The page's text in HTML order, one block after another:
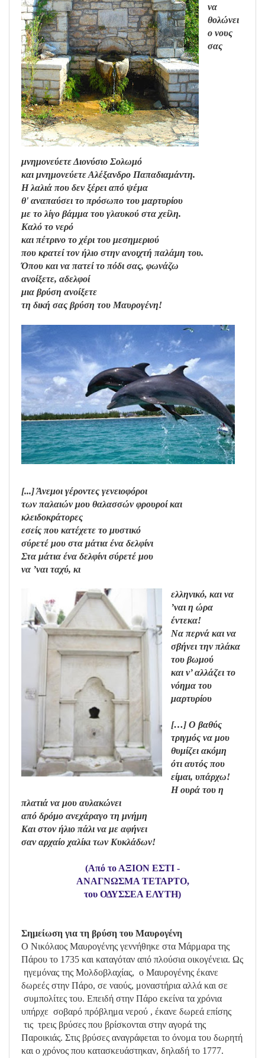
να
θολώνει
ο νους
σας
μνημονεύετε Διονύσιο Σολωμό
και μνημονεύετε Αλέξανδρο Παπαδιαμάντη.
Η λαλιά που δεν ξέρει από ψέμα
θ' αναπαύσει το πρόσωπο του μαρτυρίου
με το λίγο βάμμα του γλαυκού στα χείλη.
Καλό το νερό
και πέτρινο το χέρι του μεσημεριού
που κρατεί τον ήλιο στην ανοιχτή παλάμη του.
Όπου και να πατεί το πόδι σας, φωνάζω
ανοίξετε, αδελφοί
μια βρύση ανοίξετε
τη δική σας βρύση του Μαυρογένη!
[...] Άνεμοι γέροντες γενειοφόροι
των παλαιών μου θαλασσών φρουροί και
κλειδοκράτορες
εσείς που κατέχετε το μυστικό
σύρετέ μου στα μάτια ένα δελφίνι
Στα μάτια ένα δελφίνι σύρετέ μου
να ’ναι ταχύ, κι
ελληνικό, και να
’ναι η ώρα
έντεκα!
Να περνά και να
σβήνει την πλάκα
του βωμού
και ν’ αλλάζει το
νόημα του
μαρτυρίου
[…] Ο βαθύς
τριγμός να μου
θυμίζει ακόμη
ότι αυτός που
είμαι, υπάρχω!
Η ουρά του η
πλατιά να μου αυλακώνει
από δρόμο ανεχάραγο τη μνήμη
Και στον ήλιο πάλι να με αφήνει
σαν αρχαίο χαλίκι των Κυκλάδων!
(Από το ΑΞΙΟΝ ΕΣΤΙ -
ΑΝΑΓΝΩΣΜΑ ΤΕΤΑΡΤΟ,
του ΟΔΥΣΣΕΑ ΕΛΥΤΗ)
Σημείωση για τη βρύση του Μαυρογένη
Ο Νικόλαος Μαυρογένης γεννήθηκε στα Μάρμαρα της
Πάρου το 1735 και καταγόταν από πλούσια οικογένεια. Ως
ηγεμόνας της Μολδοβλαχίας, ο Μαυρογένης έκανε
δωρεές στην Πάρο, σε ναούς, μοναστήρια αλλά και σε
συμπολίτες του. Επειδή στην Πάρο εκείνα τα χρόνια
υπήρχε σοβαρό πρόβλημα νερού , έκανε δωρεά επίσης
τις τρεις βρύσες που βρίσκονται στην αγορά της
Παροικιάς. Στις βρύσες αναγράφεται το όνομα του δωρητή
και ο χρόνος που κατασκευάστηκαν, δηλαδή το 1777.